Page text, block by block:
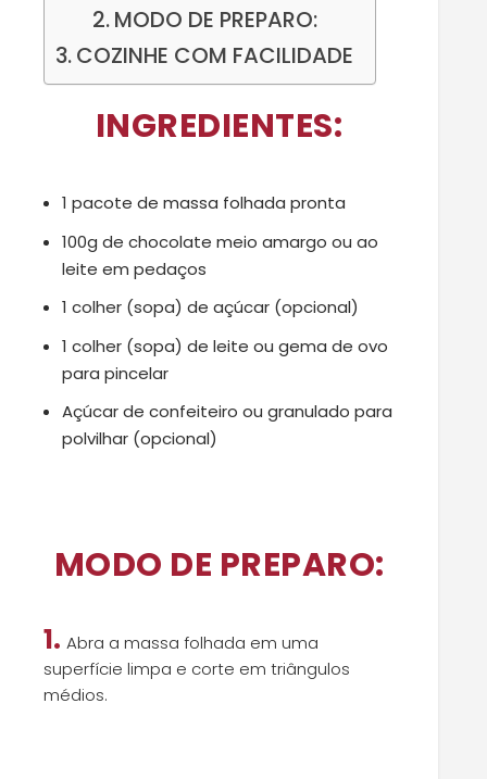
MODO DE PREPARO:
COZINHE COM FACILIDADE
INGREDIENTES:
1 pacote de massa folhada pronta
100g de chocolate meio amargo ou ao
leite em pedaços
1 colher (sopa) de açúcar (opcional)
1 colher (sopa) de leite ou gema de ovo
para pincelar
Açúcar de confeiteiro ou granulado para
polvilhar (opcional)
MODO DE PREPARO:
1.Abra a massa folhada em uma
superfície limpa e corte em triângulos
médios.